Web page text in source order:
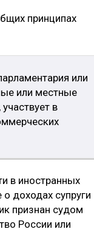
принципах
или
или местные
в
в иностранных
доходах супруги
признан судом
России или